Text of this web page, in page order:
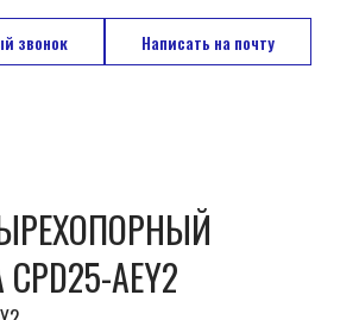
звонок Написать на почту
AEY2